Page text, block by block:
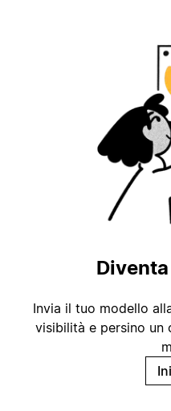
Invia il tuo modello
visibilità e persino un